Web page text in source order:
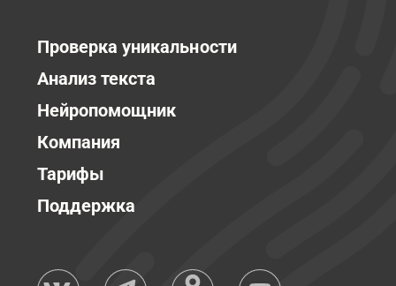
Проверка уникальности
Анализ текста
Нейропомощник
Компания
Тарифы
Поддержка